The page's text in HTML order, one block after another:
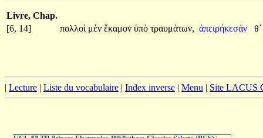
Livre, Chap.
[6, 14]
πολλοὶ μὲν ἔκαμον ὑπὸ τραυμάτων, ἀπειρήκεσάν
| Lecture | Liste du vocabulaire | Index inverse | Menu | Site LACUS